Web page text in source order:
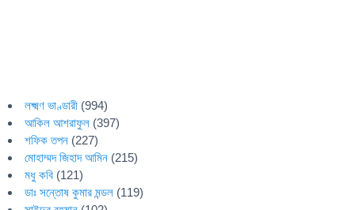
লক্ষ্মণ ভাণ্ডারী (994)
আকিল আশরাফুল (397)
শফিক তপন (227)
মোহাম্মদ জিহাদ আমিন (215)
মধু কবি (121)
ডাঃ সন্তোষ কুমার মন্ডল (119)